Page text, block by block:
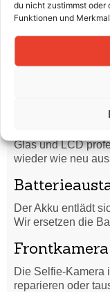
du nicht zustimmst oder
Funktionen und
Code
Du hast deinen
Smartphone
zurück und
Glas und LCD
wieder wie neu
Der Akku entlädt
Wir ersetzen die
Frontkamera
Die Selfie-Kamera
reparieren oder